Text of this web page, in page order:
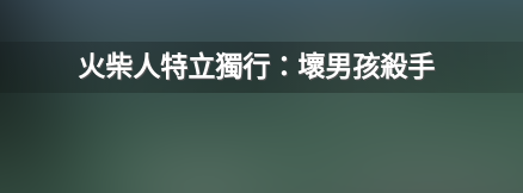
火柴人特立獨行：壞男孩殺手